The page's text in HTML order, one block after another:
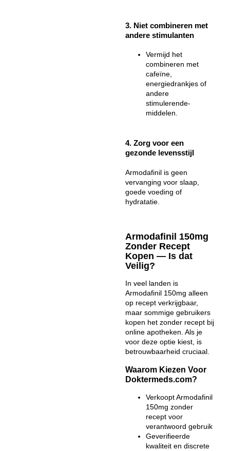
3. Niet combineren met
andere stimulanten
Vermijd het
combineren met
cafeïne,
energiedrankjes of
andere
stimulerende-
middelen.
4. Zorg voor een
gezonde levensstijl
Armodafinil is geen
vervanging voor slaap,
goede voeding of
hydratatie.
Armodafinil 150mg
Zonder Recept
Kopen — Is dat
Veilig?
In veel landen is
Armodafinil 150mg alleen
op recept verkrijgbaar,
maar sommige gebruikers
kopen het zonder recept bij
online apotheken. Als je
voor deze optie kiest, is
betrouwbaarheid cruciaal.
Waarom Kiezen Voor
Doktermeds.com?
Verkoopt Armodafinil
150mg zonder
recept voor
verantwoord gebruik
Geverifieerde
kwaliteit en discrete